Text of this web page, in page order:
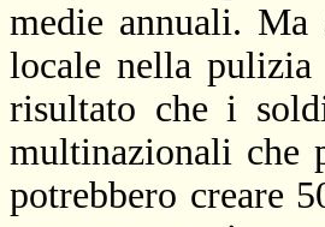
medie annuali.
locale nella
risultato che i
multinazionali che
potrebbero creare